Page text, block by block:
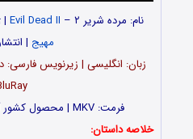
نام: مرده شریر ۲ – Evil Dead II
|
مهیج | انتشار:
فرمت: MKV | محصول کشور آمریکا | امتیاز: 7.7 از 10
خلاصه داستان: